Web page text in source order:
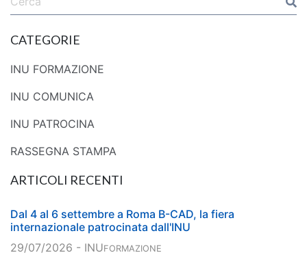
CATEGORIE
INU FORMAZIONE
INU COMUNICA
INU PATROCINA
RASSEGNA STAMPA
ARTICOLI RECENTI
Dal 4 al 6 settembre a Roma B-CAD, la fiera
internazionale patrocinata dall'INU
29/07/2026 - INUFORMAZIONE